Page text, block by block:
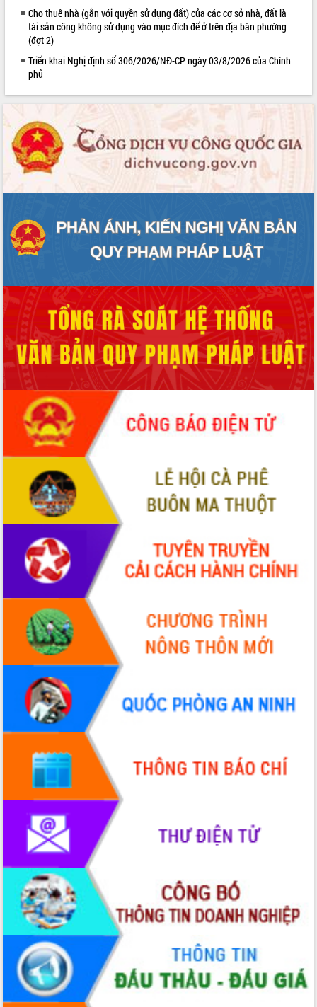
Thường trực HĐND tỉnh Đắk Lắk gặp
mặt Đoàn chuyên gia y tế TP. Hồ Chí
Lễ truy điệu và an táng hài cốt liệt sĩ
tại Nghĩa trang Liệt sĩ xã Sơn Hòa
định EUDR
Thứ trưởng Bộ Nông nghiệp và Môi
trường Nguyễn Hoàng Hiệp khảo sát
vùng trồng và doanh nghiệp đóng gói
món ăn từ sầu riêng
Đắk Lắk công bố Quy hoạch và xúc
tiến đầu tư tỉnh
ứng để giữ vững thị trường xuất khẩu
Diễn đàn Kinh tế tư nhân Việt Nam đột
phá cơ chế - Hợp tác công tư
Đề án 06 tạo bước ngoặt đột phá trong
cải cách hành chính tỉnh Đắk Lắk
Kết nối tour, đẩy mạnh chuyển đổi số
để phát triển du lịch Đắk Lắk
Khởi động Dự án Đầu tư xây dựng hạ
tầng kỹ thuật Cụm công nghiệp Tân
Tiến
Gặp mặt các cơ quan báo chí nhân Kỷ
niệm 101 năm Ngày Báo chí Cách
mạng Việt Nam
Đắk Lắk sơ kết 4 năm triển khai thực
hiện Đề án 06 của Chính phủ
Họp báo thông tin về Hội nghị Công bố
Quy hoạch và Xúc tiến đầu tư tỉnh Đắk
Lắk
Khơi thông điểm nghẽn, đẩy nhanh
giải ngân vốn khắc phục thiên tai
HĐND tỉnh thông qua điều chỉnh Quy
hoạch tỉnh thời kỳ 2021-2030
Hội thảo góp ý hồ sơ điều chỉnh quy
hoạch tỉnh Đắk Lắk thời kỳ 2021-2030,
tầm nhìn đến năm 2050
Nâng cao hiệu quả hoạt động của các
doanh nghiệp nhà nước
Hội nghị triển khai kết nối mạng
truyền số liệu chuyên dùng phục vụ cơ
quan Đảng, Nhà nước
Lễ phát động chuỗi hoạt động chung
tay làm sạch môi trường
Xã Ea Kar bước chuyển mình trong
công tác cải cách hành chính mô hình
UBND tỉnh họp báo định kỳ tháng 4
năm 2026
Hội thảo khoa học “Giải pháp thúc đẩy
phát triển nền kinh tế xanh tại tỉnh
Đắk Lắk”
Tăng cường giám sát, đôn đốc thực
hiện nhiệm vụ quản lý tài sản công
hàng tuần
Tháo gỡ những vướng mắc, đẩy mạnh
công tác cải cách thủ tục hành chính
tại Trung tâm Phục vụ hành chính
công tỉnh
LIÊN KẾT WEB
Cho thuê nhà (gắn với quyền sử dụng đất) của các cơ sở nhà, đất là
tài sản công không sử dụng vào mục đích để ở trên địa bàn phường
(đợt 2)
Triển khai Nghị định số 306/2026/NĐ-CP ngày 03/8/2026 của Chính
phủ